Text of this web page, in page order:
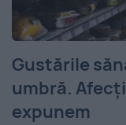
Gustările
umbră.
expunem